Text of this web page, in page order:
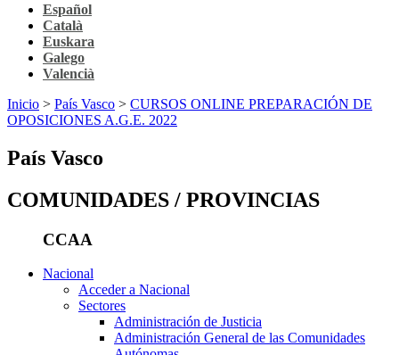
Español
Català
Euskara
Galego
Valencià
Inicio > País Vasco > CURSOS ONLINE PREPARACIÓN DE
OPOSICIONES A.G.E. 2022
País Vasco
COMUNIDADES / PROVINCIAS
CCAA
Nacional
Acceder a Nacional
Sectores
Administración de Justicia
Administración General de las Comunidades